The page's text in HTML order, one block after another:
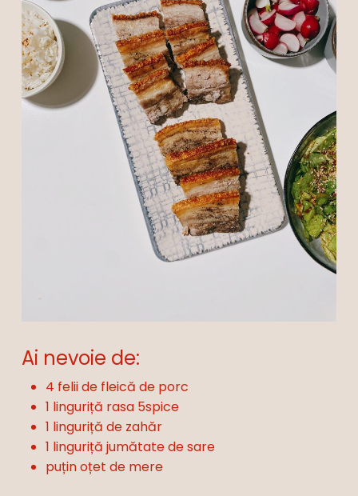
Ai nevoie de:
4 felii de fleică de porc
1 linguriță rasa 5spice
1 linguriță de zahăr
1 linguriță jumătate de sare
puțin oțet de mere